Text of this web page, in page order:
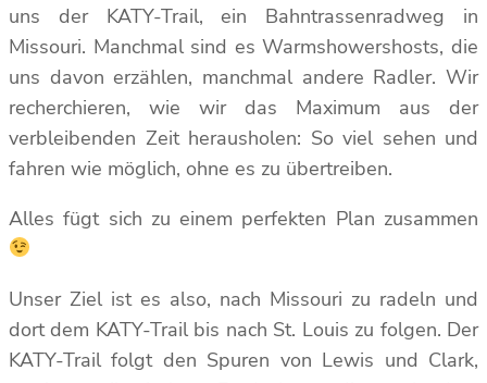
uns der KATY-Trail, ein Bahntrassenradweg in
Missouri. Manchmal sind es Warmshowershosts, die
uns davon erzählen, manchmal andere Radler. Wir
recherchieren, wie wir das Maximum aus der
verbleibenden Zeit herausholen: So viel sehen und
fahren wie möglich, ohne es zu übertreiben.
Alles fügt sich zu einem perfekten Plan zusammen
Unser Ziel ist es also, nach Missouri zu radeln und
dort dem KATY-Trail bis nach St. Louis zu folgen. Der
KATY-Trail folgt den Spuren von Lewis und Clark,